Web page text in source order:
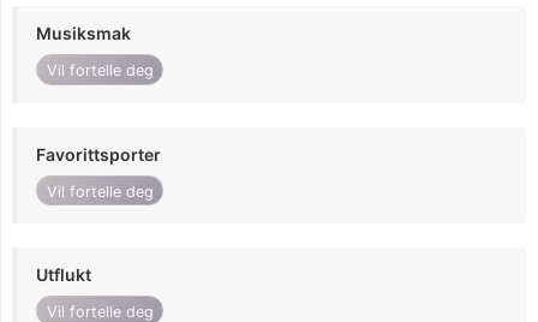
Musiksmak
Vil fortelle deg
Favorittsporter
Vil fortelle deg
Utflukt
Vil fortelle deg